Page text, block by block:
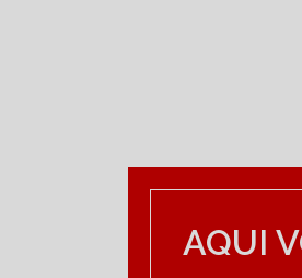
AQUI
DEIXE SUA